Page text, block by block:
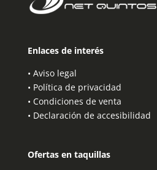
Enlaces de interés
• Aviso legal
• Política de privacidad
• Condiciones de venta
• Declaración de accesibilidad
Ofertas en taquillas